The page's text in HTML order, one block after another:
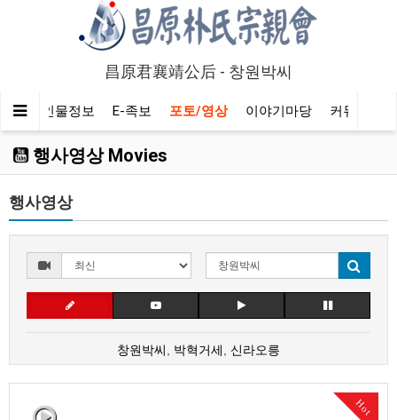
昌原君襄靖公后 - 창원박씨
기 인물정보 E-족보 포토/영상 이야기마당 커뮤니티
행사영상 Movies
행사영상
창원박씨 박혁거세 신라오릉
Hot